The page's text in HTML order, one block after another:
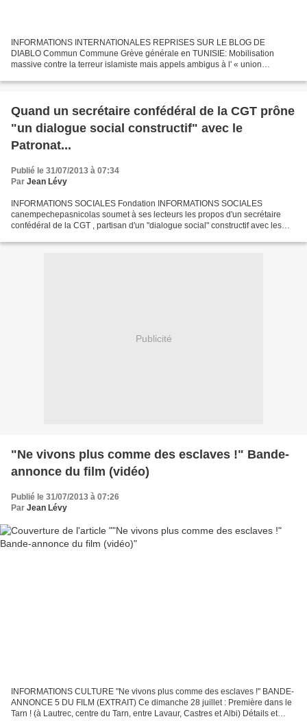
INFORMATIONS INTERNATIONALES REPRISES SUR LE BLOG DE
DIABLO Commun Commune Grève générale en TUNISIE: Mobilisation
massive contre la terreur islamiste mais appels ambigus à l' « union
Quand un secrétaire confédéral de la CGT prône
"un dialogue social constructif" avec le
Patronat...
Publié le 31/07/2013 à 07:34
Par Jean Lévy
INFORMATIONS SOCIALES Fondation INFORMATIONS SOCIALES
canempechepasnicolas soumet à ses lecteurs les propos d'un secrétaire
confédéral de la CGT , partisan d'un "dialogue social" constructif avec les
Publicité
"Ne vivons plus comme des esclaves !" Bande-
annonce du film (vidéo)
Publié le 31/07/2013 à 07:26
Par Jean Lévy
INFORMATIONS CULTURE "Ne vivons plus comme des esclaves !" BANDE-
ANNONCE 5 DU FILM (EXTRAIT) Ce dimanche 28 juillet : Première dans le
Tarn ! (à Lautrec, centre du Tarn, entre Lavaur, Castres et Albi) Détails et